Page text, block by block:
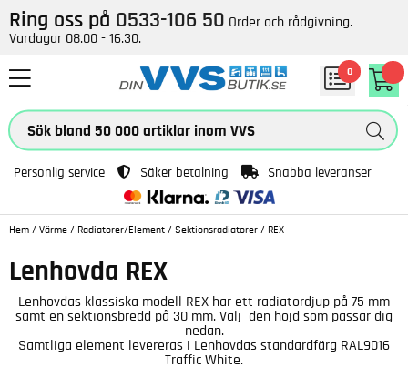
Ring oss på 0533-106 50 Order och rådgivning.
Vardagar 08.00 - 16.30.
0
Personlig service Säker betalning Snabba leveranser
Hem / Värme / Radiatorer/Element / Sektionsradiatorer / REX
Lenhovda REX
Lenhovdas klassiska modell REX har ett radiatordjup på 75 mm
samt en sektionsbredd på 30 mm. Välj den höjd som passar dig
nedan.
Samtliga element levereras i Lenhovdas standardfärg RAL9016
Traffic White.